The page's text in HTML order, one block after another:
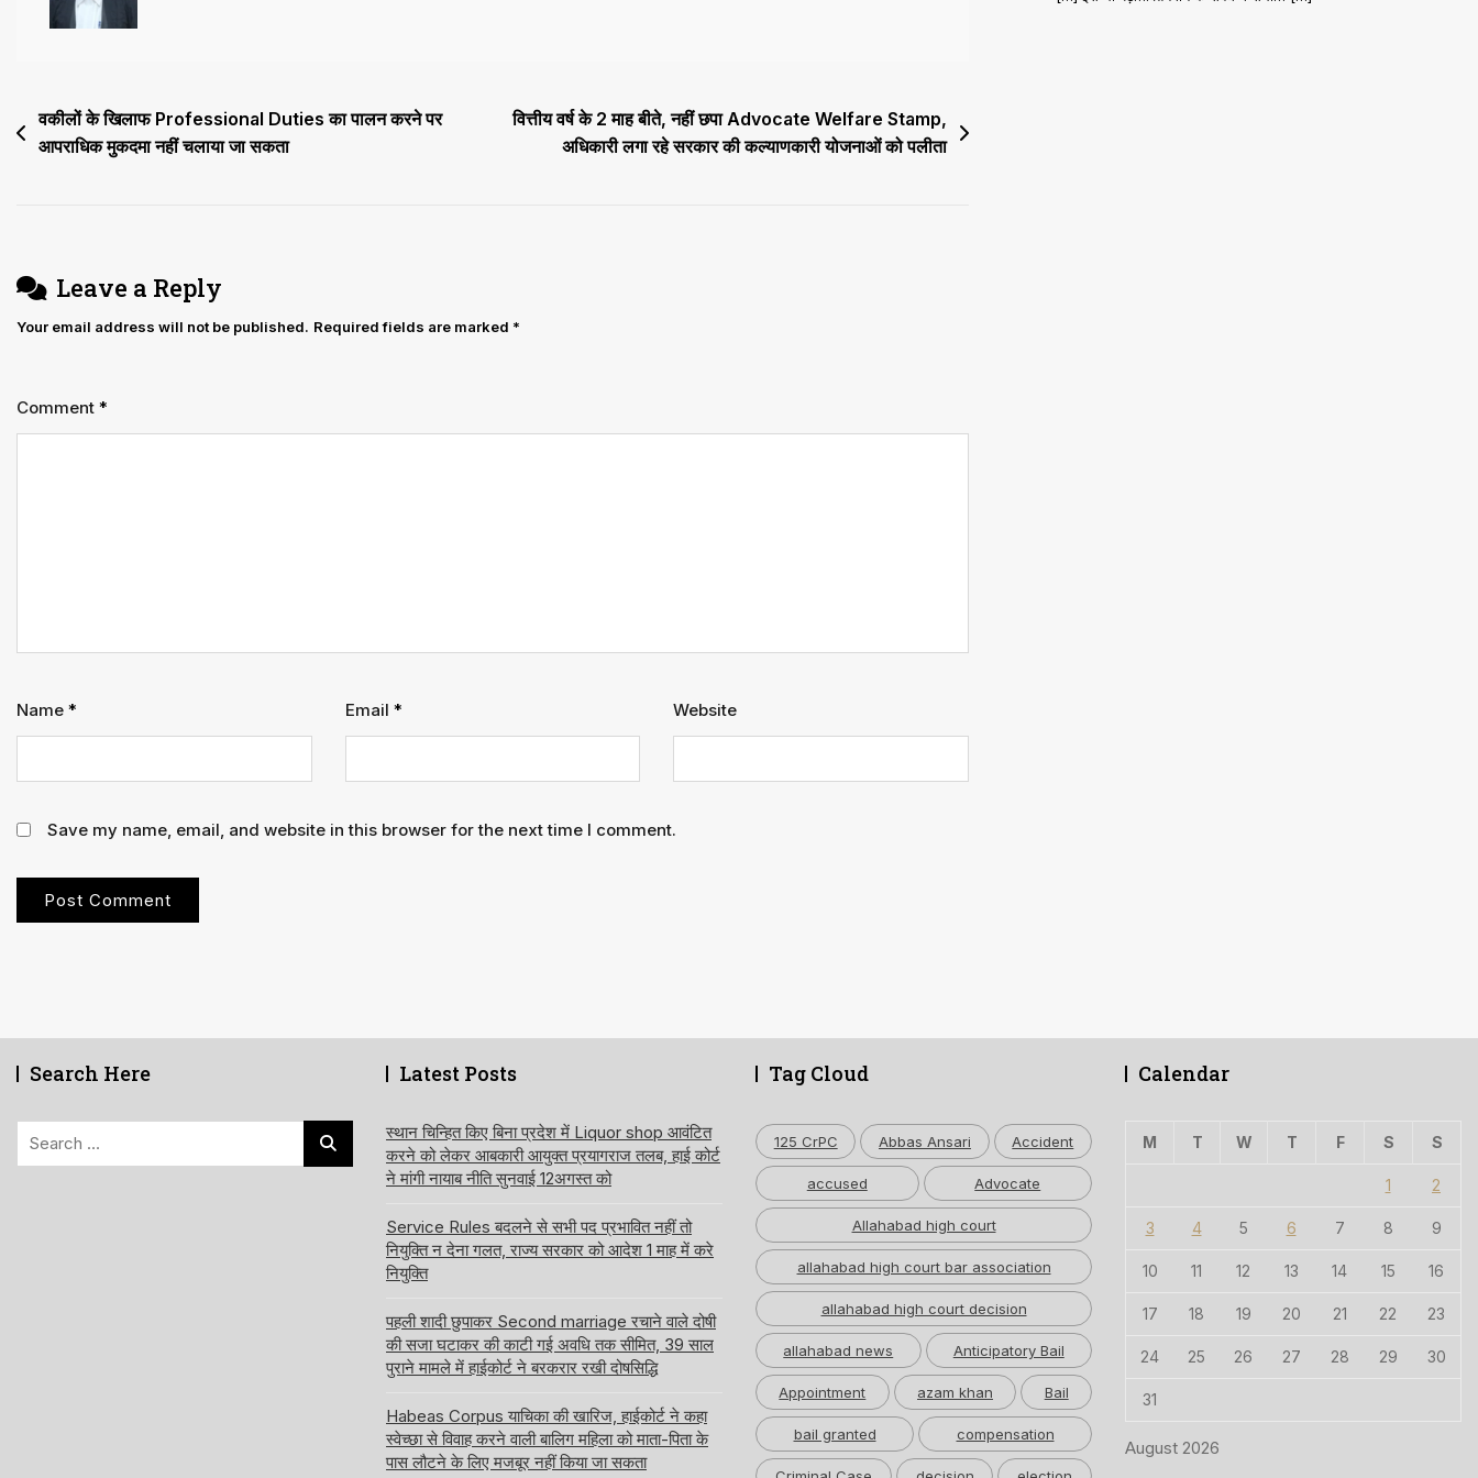
और
भुगतान
में
Post
navigation
वकीलों के खिलाफ Professional Duties का पालन करने पर
आपराधिक मुकदमा नहीं चलाया जा सकता
वित्तीय वर्ष के 2 माह बीते, नहीं छपा Advocate Welfare Stamp,
अधिकारी लगा रहे सरकार की कल्याणकारी योजनाओं को पलीता
Leave a Reply
Your email address will not be published. Required fields are marked *
Comment *
Name * Email * Website
Save my name, email, and website in this browser for the next time I comment.
Search Here Latest Posts
स्थान चिन्हित किए बिना प्रदेश में Liquor shop आवंटित
करने को लेकर आबकारी आयुक्त प्रयागराज तलब, हाई कोर्ट
ने मांगी नायाब नीति सुनवाई 12अगस्त को
Service Rules बदलने से सभी पद प्रभावित नहीं तो
नियुक्ति न देना गलत, राज्य सरकार को आदेश 1 माह में करे
नियुक्ति
पहली शादी छुपाकर Second marriage रचाने वाले दोषी
की सजा घटाकर की काटी गई अवधि तक सीमित, 39 साल
पुराने मामले में हाईकोर्ट ने बरकरार रखी दोषसिद्धि
Habeas Corpus याचिका की खारिज, हाईकोर्ट ने कहा
स्वेच्छा से विवाह करने वाली बालिग महिला को माता-पिता के
पास लौटने के लिए मजबूर नहीं किया जा सकता
Tag Cloud
125 CrPC Abbas Ansari Accident
accused Advocate
Allahabad high court
allahabad high court bar association
allahabad high court decision
allahabad news Anticipatory Bail
Appointment azam khan Bail
bail granted compensation
Calendar
August 2026
M T W T F S S
1 2
3 4 5 6 7 8 9
10 11 12 13 14 15 16
17 18 19 20 21 22 23
24 25 26 27 28 29 30
31